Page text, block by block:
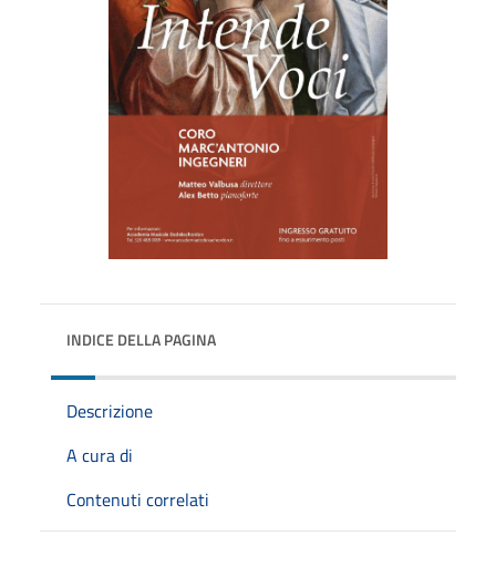
INDICE DELLA PAGINA
Descrizione
A cura di
Contenuti correlati